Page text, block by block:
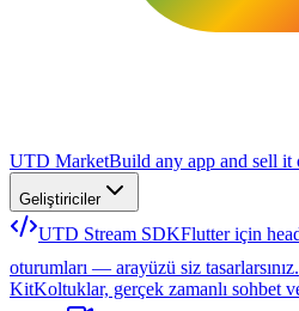
UTD MarketBuild any app and sell it
Geliştiriciler
UTD Stream SDKFlutter için
oturumları — arayüzü siz tasarlarsınız.
KitKoltuklar, gerçek zamanlı sohbet